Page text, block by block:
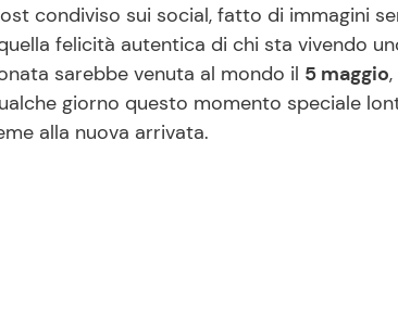
condiviso sui social, fatto di immagini
felicità autentica di chi sta vivendo
sarebbe venuta al mondo il 5 maggio
giorno questo momento speciale
alla nuova arrivata.